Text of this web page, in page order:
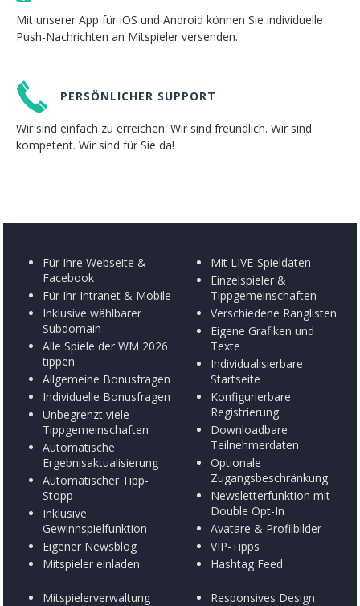
Mit unserer App für iOS und Android können Sie individuelle
Push-Nachrichten an Mitspieler versenden.
PERSÖNLICHER SUPPORT
Wir sind einfach zu erreichen. Wir sind freundlich. Wir sind
kompetent. Wir sind für Sie da!
Für Ihre Webseite &
Facebook
Für Ihr Intranet & Mobile
Inklusive wählbarer
Subdomain
Alle Spiele der WM 2026
tippen
Allgemeine Bonusfragen
Individuelle Bonusfragen
Unbegrenzt viele
Tippgemeinschaften
Automatische
Ergebnisaktualisierung
Automatischer Tipp-
Stopp
Inklusive
Gewinnspielfunktion
Eigener Newsblog
Mitspieler einladen
Mit LIVE-Spieldaten
Einzelspieler &
Tippgemeinschaften
Verschiedene Ranglisten
Eigene Grafiken und
Texte
Individualisierbare
Startseite
Konfigurierbare
Registrierung
Downloadbare
Teilnehmerdaten
Optionale
Zugangsbeschränkung
Newsletterfunktion mit
Double Opt-In
Avatare & Profilbilder
VIP-Tipps
Hashtag Feed
Mitspielerverwaltung
Responsives Design